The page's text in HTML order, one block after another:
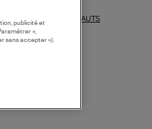
Collections similaires : HAUTS
publicité et
»,
sans accepter »).